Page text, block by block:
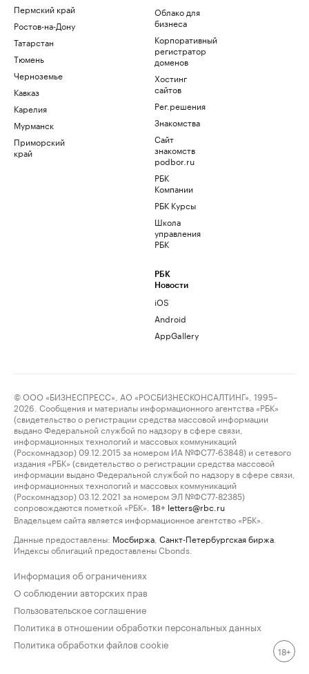
Пермский край
Ростов-на-Дону
Татарстан
Тюмень
Черноземье
Кавказ
Карелия
Мурманск
Приморский
край
Облако для
бизнеса
Корпоративный
регистратор
доменов
Хостинг
сайтов
Рег.решения
Знакомства
Сайт
знакомств
podbor.ru
РБК
Компании
РБК Курсы
Школа
управления
РБК
РБК
Новости
iOS
Android
AppGallery
© ООО «БИЗНЕСПРЕСС», АО «РОСБИЗНЕСКОНСАЛТИНГ», 1995–
2026. Сообщения и материалы информационного агентства «РБК»
(свидетельство о регистрации средства массовой информации
выдано Федеральной службой по надзору в сфере связи,
информационных технологий и массовых коммуникаций
(Роскомнадзор) 09.12.2015 за номером ИА №ФС77-63848) и сетевого
издания «РБК» (свидетельство о регистрации средства массовой
информации выдано Федеральной службой по надзору в сфере связи,
информационных технологий и массовых коммуникаций
(Роскомнадзор) 03.12.2021 за номером ЭЛ №ФС77-82385)
сопровождаются пометкой «РБК».
18+ letters@rbc.ru
Владельцем сайта является информационное агентство «РБК».
Данные предоставлены: Мосбиржа Санкт-Петербургская биржа
Индексы облигаций предоставлены Cbonds.
Информация об ограничениях
О соблюдении авторских прав
Пользовательское соглашение
Политика в отношении обработки персональных данных
Политика обработки файлов cookie
18+